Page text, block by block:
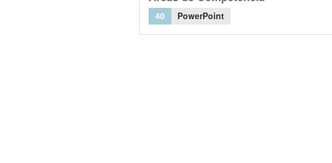
40 PowerPoint